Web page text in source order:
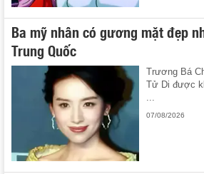
Ba mỹ nhân có gương mặt đẹp
Trung Quốc
Trương Bá
Tử Di được
07/08/2026